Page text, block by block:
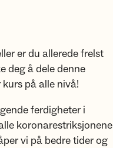
er du allerede frelst
deg å dele denne
på alle nivå!
ferdigheter i
koronarestriksjonene
vi på bedre tider og